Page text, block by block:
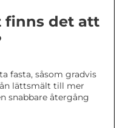
finns det att
fasta, såsom gradvis
lättsmält till mer
snabbare återgång